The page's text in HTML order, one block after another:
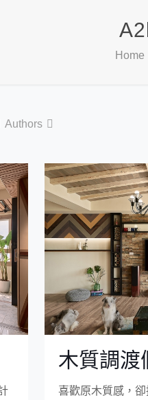
Home
Authors
木質調渡
喜歡原木質感，